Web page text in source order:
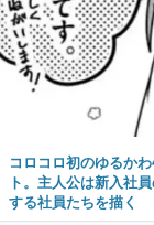
コロコロ初のゆるか
ト。主人公は新入社
する社員たちを描く